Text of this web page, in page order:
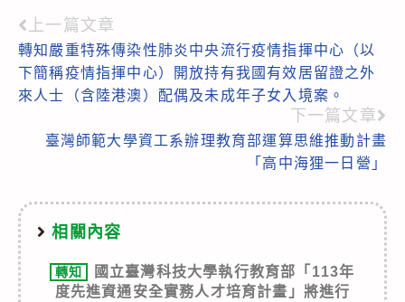
Read
more
articles
上一篇文章
轉知嚴重特殊傳染性肺炎中央流行疫情指揮中心（以
下簡稱疫情指揮中心）開放持有我國有效居留證之外
來人士（含陸港澳）配偶及未成年子女入境案。
下一篇文章
臺灣師範大學資工系辦理教育部運算思維推動計畫
「高中海狸一日營」
相關內容
轉知
國立臺灣科技大學執行教育部「113年
度先進資通安全實務人才培育計畫」將進行